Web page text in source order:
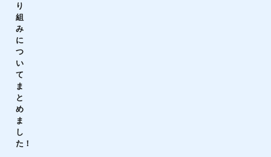
り
組
み
に
つ
い
て
ま
と
め
ま
し
た！